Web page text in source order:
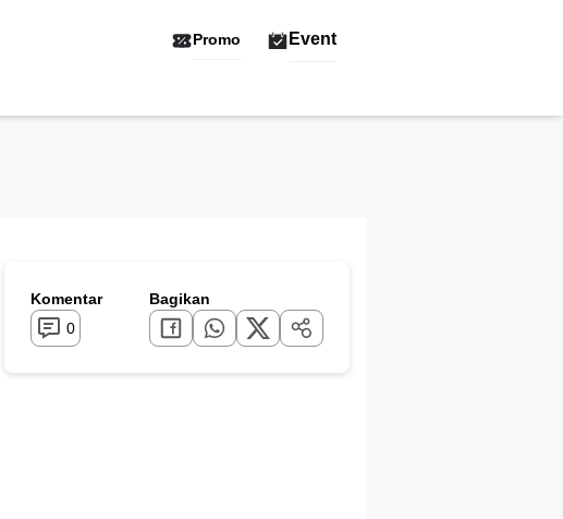
Promo Event
Komentar
0
Bagikan